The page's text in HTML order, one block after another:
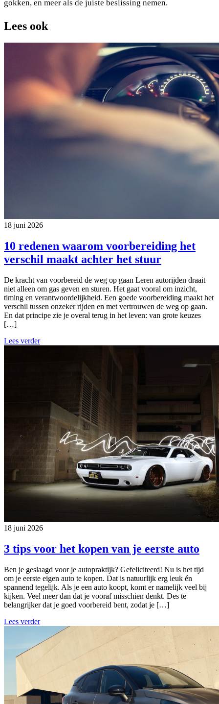
gokken, en meer als de juiste beslissing nemen.
Lees ook
18 juni 2026
10 redenen waarom voorbereiding het
verschil maakt achter het stuur
De kracht van voorbereid de weg op gaan Leren autorijden draait
niet alleen om gas geven en sturen. Het gaat vooral om inzicht,
timing en verantwoordelijkheid. Een goede voorbereiding maakt het
verschil tussen onzeker rijden en met vertrouwen de weg op gaan.
En dat principe zie je overal terug in het leven: van grote keuzes
[…]
Lees verder
18 juni 2026
3 tips voor het kopen van je eerste auto
Ben je geslaagd voor je autopraktijk? Gefeliciteerd! Nu is het tijd
om je eerste eigen auto te kopen. Dat is natuurlijk erg leuk én
spannend tegelijk. Als je een auto koopt, komt er namelijk veel bij
kijken. Veel meer dan dat je vooraf misschien denkt. Des te
belangrijker dat je goed voorbereid bent, zodat je […]
Lees verder